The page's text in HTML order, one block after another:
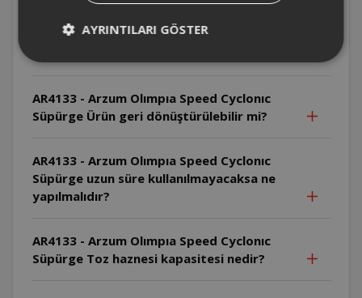
AR4133 - Arzum Olımpıa Speed Cyclonıc
AR4133 - Arzum Olımpıa Speed Cyclonıc
Süpürge Ürün geri dönüştürülebilir mi?
AR4133 - Arzum Olımpıa Speed Cyclonıc
Süpürge uzun süre kullanılmayacaksa ne
yapılmalıdır?
AR4133 - Arzum Olımpıa Speed Cyclonıc
Süpürge Toz haznesi kapasitesi nedir?
AYRINTILARI GÖSTER